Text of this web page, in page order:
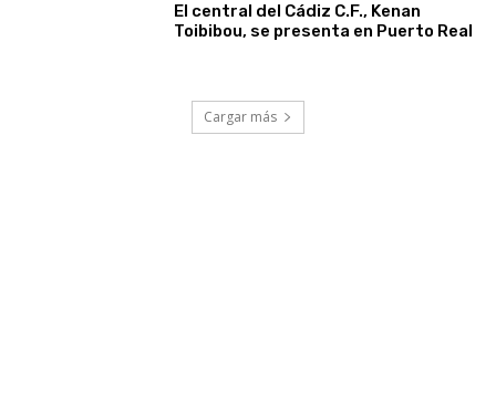
El central del Cádiz C.F., Kenan
Toibibou, se presenta en Puerto Real
Cargar más